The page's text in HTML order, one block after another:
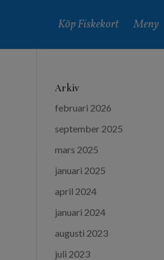
Köp Fiskekort Meny
Arkiv
februari 2026
september 2025
mars 2025
januari 2025
april 2024
januari 2024
augusti 2023
juli 2023